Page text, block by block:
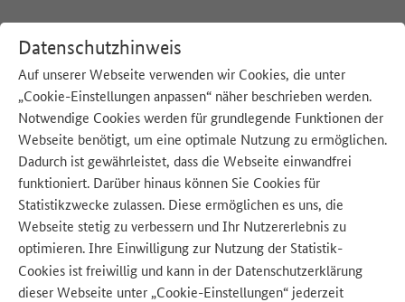
Datenschutzhinweis
Auf unserer Webseite verwenden wir Cookies, die unter
„Cookie-Einstellungen anpassen“ näher beschrieben werden.
Notwendige Cookies werden für grundlegende Funktionen der
Webseite benötigt, um eine optimale Nutzung zu ermöglichen.
Dadurch ist gewährleistet, dass die Webseite einwandfrei
funktioniert. Darüber hinaus können Sie Cookies für
Statistikzwecke zulassen. Diese ermöglichen es uns, die
Webseite stetig zu verbessern und Ihr Nutzererlebnis zu
optimieren. Ihre Einwilligung zur Nutzung der Statistik-
Cookies ist freiwillig und kann in der Datenschutzerklärung
dieser Webseite unter „Cookie-Einstellungen“ jederzeit
Lebensmittel
sind
Zu
gut
für
die
Tonne!
Richtig lagern
mehr